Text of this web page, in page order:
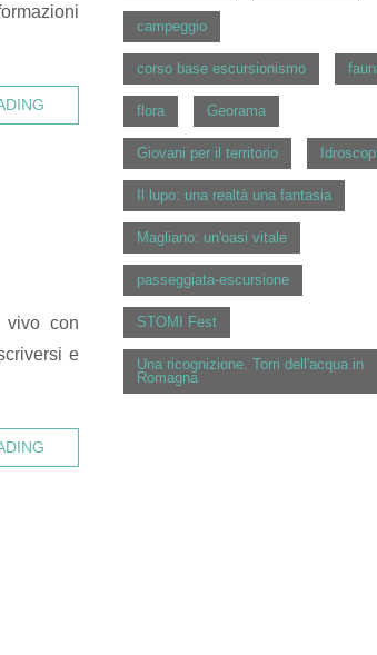
con
e
campeggio
corso base escursionismo
flora Georama
Giovani per il territorio
Il lupo: una realtà una fantasia
Magliano: un'oasi vitale
passeggiata-escursione
STOMI Fest
Una ricognizione. Torri dell'acqua in
Romagna